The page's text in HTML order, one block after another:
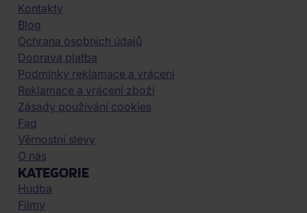
Kontakty
Blog
Ochrana osobních údajů
Doprava platba
Podmínky reklamace a vrácení
Reklamace a vrácení zboží
Zásady používání cookies
Faq
Věrnostní slevy
O nás
KATEGORIE
Hudba
Filmy